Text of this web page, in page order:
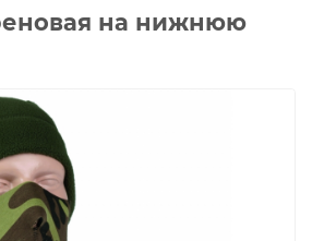
на нижнюю